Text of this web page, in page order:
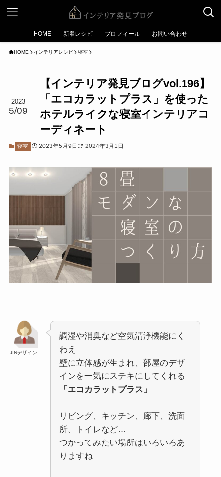
HOME 新着レシピ プロフィール お問い合わせ
HOME インテリアレシピ 寝室
【インテリア発見ブログvol.196】
「エコカラットプラス」を使った
ホテルライクな寝室インテリアコ
ーディネート
2023
5/09
寝室 2023年5月9日 2024年3月1日
JINデザイン
調湿や消臭など空気清浄機能にく
わえ
壁に立体感が生まれ、部屋のデザ
インを一気にステキにしてくれる
「エコカラットプラス」
リビング、キッチン、廊下、洗面
所、トイレなど…
つかってみたい場所はいろいろあ
りますね